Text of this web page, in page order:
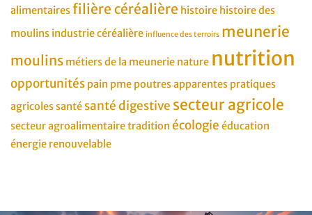
alimentairesfilière céréalière histoire histoire des
moulins industrie céréalière influence des terroirs meunerie
moulins métiers de la meunerie nature nutrition
opportunités pain pme poutres apparentes pratiques
agricolessanté santé digestive secteur agricole
secteur agroalimentairetradition écologie éducation
énergie renouvelable